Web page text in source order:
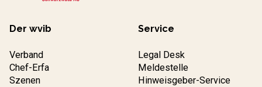
Der wvib
Verband
Chef-Erfa
Szenen
Service
Legal Desk
Meldestelle
Hinweisgeber-Service